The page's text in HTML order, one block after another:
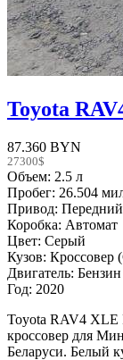
Toyota
87.360 BYN
27300$
Объем: 2.5 л
Пробег: 26.504
Привод: Передний
Коробка: Автомат
Цвет: Серый
Кузов: Кроссовер
Двигатель: Бензин
Год: 2020
Toyota RAV4 XLE
кроссовер для
Беларуси. Белый